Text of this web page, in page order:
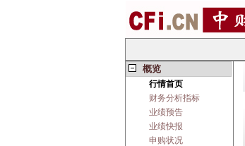
概览
行情首页
财务分析指标
业绩预告
业绩快报
申购状况